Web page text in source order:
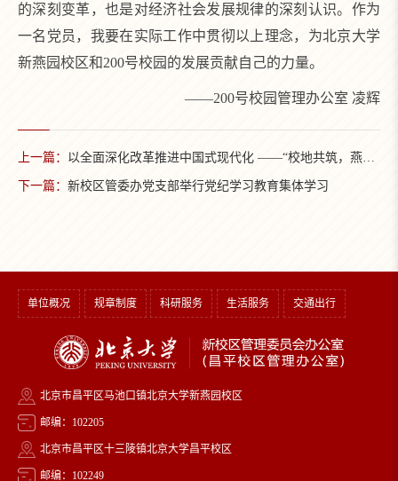
的深刻变革，也是对经济社会发展规律的深刻认识。作为
一名党员，我要在实际工作中贯彻以上理念，为北京大学
新燕园校区和200号校园的发展贡献自己的力量。
——200号校园管理办公室 凌辉
上一篇： 以全面深化改革推进中国式现代化 ——“校地共筑，燕马同行” 系列联学共建活动第四期举行
下一篇： 新校区管委办党支部举行党纪学习教育集体学习
单位概况 规章制度 科研服务 生活服务 交通出行
北京市昌平区马池口镇北京大学新燕园校区
邮编：102205
北京市昌平区十三陵镇北京大学昌平校区
邮编：102249